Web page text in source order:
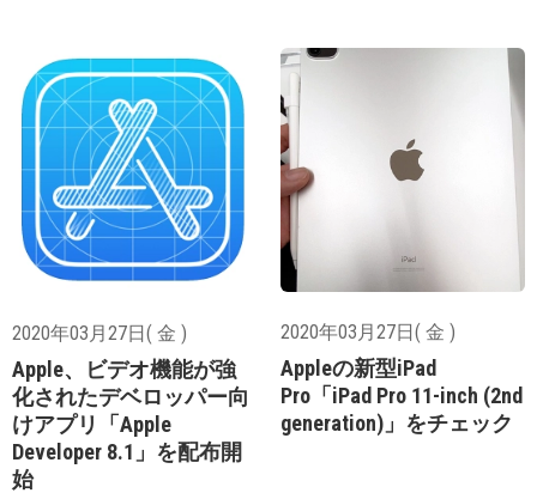
2020年03月27日( 金 )
Apple、ビデオ機能が強
化されたデベロッパー向
けアプリ「Apple
Developer 8.1」を配布開
始
2020年03月27日( 金 )
Appleの新型iPad
Pro「iPad Pro 11-inch (2nd
generation)」をチェック